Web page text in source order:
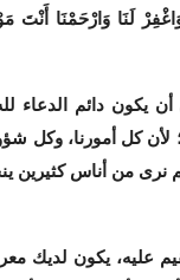
لَنَا وَارْحَمْنَا أَنْتَ
أن يكون دائم
كل أمورنا، وكل
نرى من أناس كثيرين
عليه، يكون